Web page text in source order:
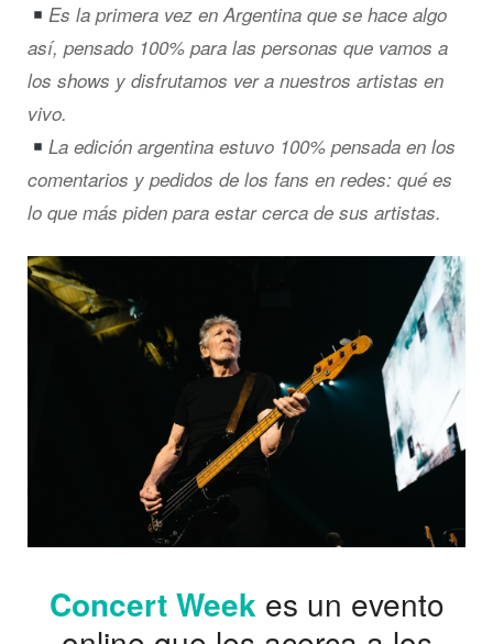
Es la primera vez en Argentina que se hace algo
así, pensado 100% para las personas que vamos a
los shows y disfrutamos ver a nuestros artistas en
vivo.
La edición argentina estuvo 100% pensada en los
comentarios y pedidos de los fans en redes: qué es
lo que más piden para estar cerca de sus artistas.
Concert Week es un evento